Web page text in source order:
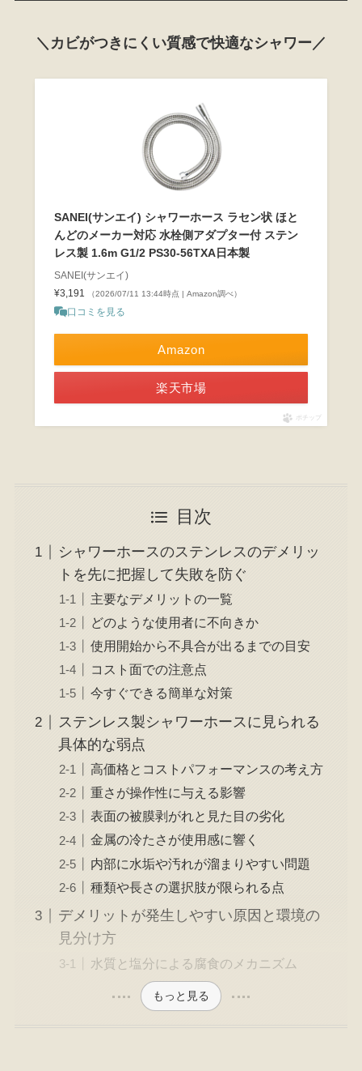
＼カビがつきにくい質感で快適なシャワー／
SANEI(サンエイ) シャワーホース ラセン状 ほと
んどのメーカー対応 水栓側アダプター付 ステン
レス製 1.6m G1/2 PS30-56TXA日本製
SANEI(サンエイ)
¥3,191
（2026/07/11 13:44時点 | Amazon調べ）
口コミを見る
Amazon
楽天市場
ポチップ
目次
シャワーホースのステンレスのデメリッ
トを先に把握して失敗を防ぐ
主要なデメリットの一覧
どのような使用者に不向きか
使用開始から不具合が出るまでの目安
コスト面での注意点
今すぐできる簡単な対策
ステンレス製シャワーホースに見られる
具体的な弱点
高価格とコストパフォーマンスの考え方
重さが操作性に与える影響
表面の被膜剥がれと見た目の劣化
金属の冷たさが使用感に響く
内部に水垢や汚れが溜まりやすい問題
種類や長さの選択肢が限られる点
デメリットが発生しやすい原因と環境の
見分け方
水質と塩分による腐食のメカニズム
もっと見る